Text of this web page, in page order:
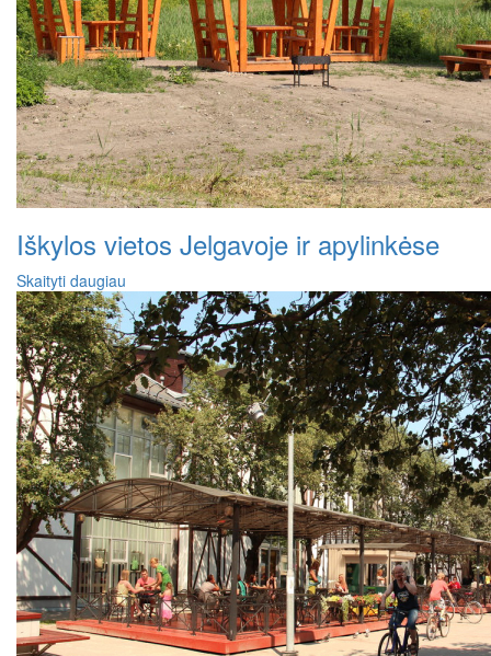
Iškylos vietos Jelgavoje ir apylinkėse
Skaityti daugiau